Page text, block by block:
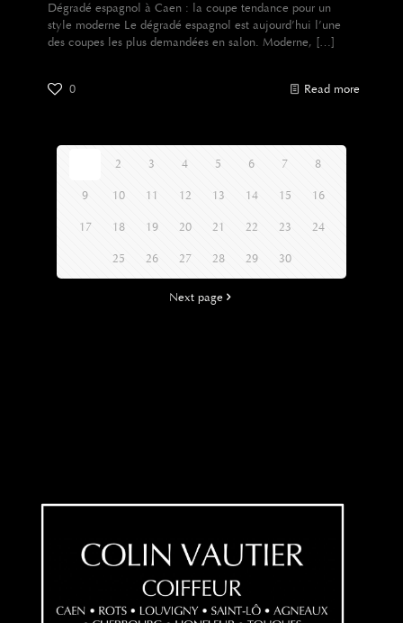
Dégradé espagnol à Caen : la coupe tendance pour un
style moderne Le dégradé espagnol est aujourd’hui l’une
des coupes les plus demandées en salon. Moderne, […]
0 Read more
2 3 4 5 6 7 8
9 10 11 12 13 14 15 16
17 18 19 20 21 22 23 24
25 26 27 28 29 30
Next page